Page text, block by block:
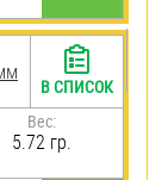
Вес:
5.72 гр.
В СПИСОК